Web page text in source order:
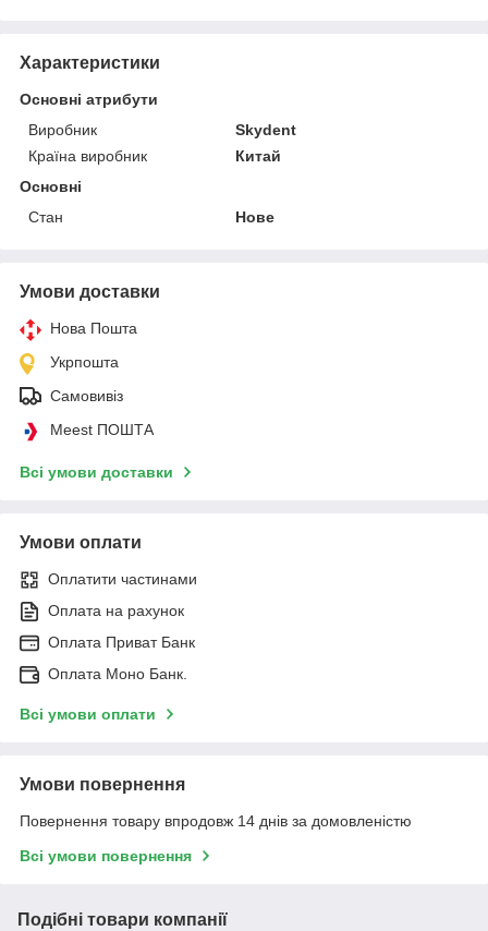
Характеристики
Основні атрибути
Виробник
Skydent
Країна виробник
Китай
Основні
Стан
Нове
Умови доставки
Нова Пошта
Укрпошта
Самовивіз
Meest ПОШТА
Всі умови доставки
Умови оплати
Оплатити частинами
Оплата на рахунок
Оплата Приват Банк
Оплата Моно Банк.
Всі умови оплати
Умови повернення
Повернення товару впродовж 14 днів за домовленістю
Всі умови повернення
Подібні товари компанії